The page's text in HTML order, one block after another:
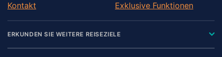
Kontakt
Exklusive Funktionen
ERKUNDEN SIE WEITERE REISEZIELE